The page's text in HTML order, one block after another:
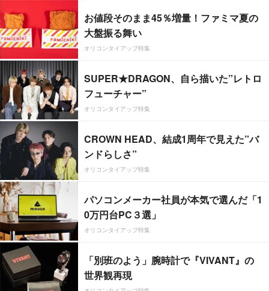
お値段そのまま45％増量！ファミマ夏の
大盤振る舞い
オリコンタイアップ特集
SUPER★DRAGON、自ら描いた”レトロ
フューチャー”
オリコンタイアップ特集
CROWN HEAD、結成1周年で見えた”バ
ンドらしさ”
オリコンタイアップ特集
パソコンメーカー社員が本気で選んだ「1
0万円台PC３選」
オリコンタイアップ特集
「別班のよう」腕時計で『VIVANT』の
世界観再現